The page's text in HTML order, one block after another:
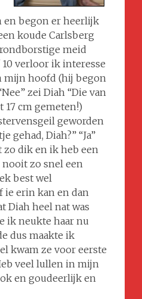
en begon er heerlijk
koude Carlsberg
meid
verloor ik interesse
mijn hoofd (hij begon
zei Diah “Die van
cm gemeten!)
geworden
gehad, Diah?” “Ja”
zo dik en ik heb een
nooit zo snel een
best wel
ie erin kan en dan
Diah heel nat was
ik neukte haar nu
dus maakte ik
kwam ze voor eerste
veel lullen in mijn
en goudeerlijk en